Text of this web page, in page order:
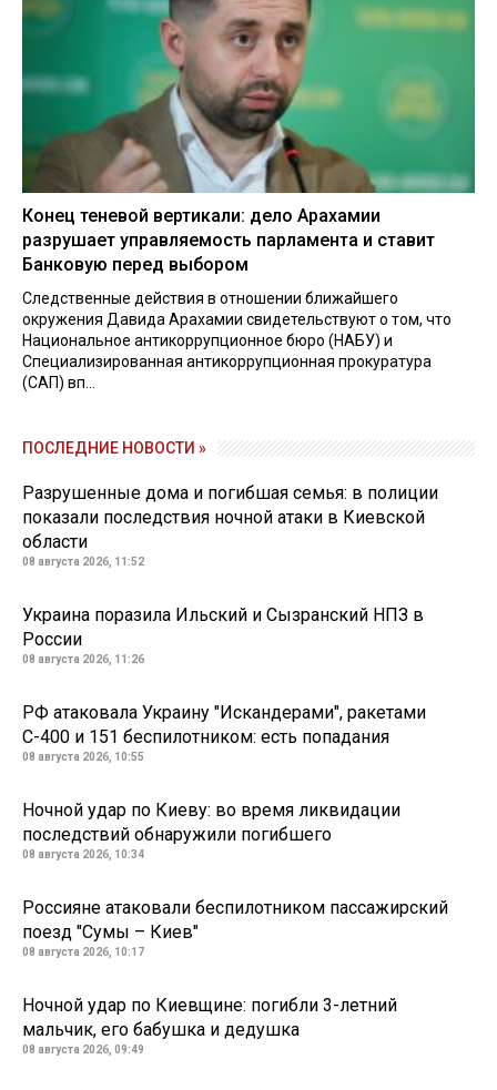
Конец теневой вертикали: дело Арахамии
разрушает управляемость парламента и ставит
Банковую перед выбором
Следственные действия в отношении ближайшего
окружения Давида Арахамии свидетельствуют о том, что
Национальное антикоррупционное бюро (НАБУ) и
Специализированная антикоррупционная прокуратура
(САП) вп...
ПОСЛЕДНИЕ НОВОСТИ »
Разрушенные дома и погибшая семья: в полиции
показали последствия ночной атаки в Киевской
области
08 августа 2026, 11:52
Украина поразила Ильский и Сызранский НПЗ в
России
08 августа 2026, 11:26
РФ атаковала Украину "Искандерами", ракетами
С-400 и 151 беспилотником: есть попадания
08 августа 2026, 10:55
Ночной удар по Киеву: во время ликвидации
последствий обнаружили погибшего
08 августа 2026, 10:34
Россияне атаковали беспилотником пассажирский
поезд "Сумы – Киев"
08 августа 2026, 10:17
Ночной удар по Киевщине: погибли 3-летний
мальчик, его бабушка и дедушка
08 августа 2026, 09:49